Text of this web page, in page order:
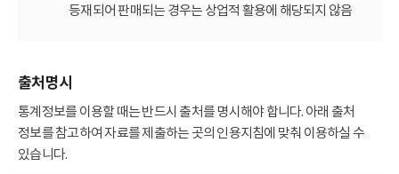
등재되어 판매되는 경우는 상업적 활용에 해당되지 않음
출처명시
통계정보를 이용할 때는 반드시 출처를 명시해야 합니다. 아래 출처
정보를 참고하여 자료를 제출하는 곳의 인용지침에 맞춰 이용하실 수
있습니다.